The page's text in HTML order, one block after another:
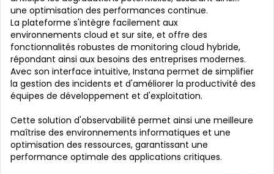
une optimisation des performances continue.
La plateforme s'intègre facilement aux
environnements cloud et sur site, et offre des
fonctionnalités robustes de monitoring cloud hybride,
répondant ainsi aux besoins des entreprises modernes.
Avec son interface intuitive, Instana permet de simplifier
la gestion des incidents et d'améliorer la productivité des
équipes de développement et d'exploitation.
Cette solution d'observabilité permet ainsi une meilleure
maîtrise des environnements informatiques et une
optimisation des ressources, garantissant une
performance optimale des applications critiques.